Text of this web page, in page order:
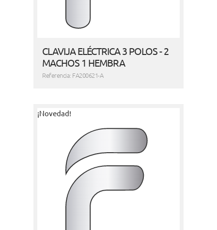
CLAVIJA ELÉCTRICA 3 POLOS - 2
MACHOS 1 HEMBRA
Referencia: FA200621-A
¡Novedad!